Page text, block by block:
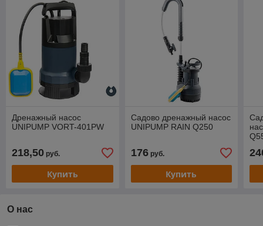
Дренажный насос
UNIPUMP VORT-401PW
218,50 руб.
Купить
Садово дренажный насос
UNIPUMP RAIN Q250
176руб.
Купить
О нас